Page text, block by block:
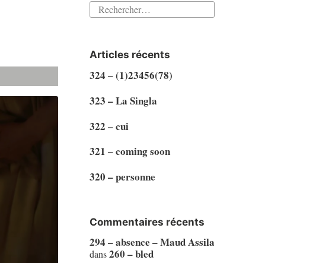
Rechercher :
Articles récents
324 – (1)23456(78)
323 – La Singla
322 – cui
321 – coming soon
320 – personne
Commentaires récents
294 – absence – Maud Assila
dans260 – bled